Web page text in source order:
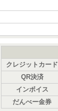
クレジットカード
QR決済
インボイス
だんべー金券